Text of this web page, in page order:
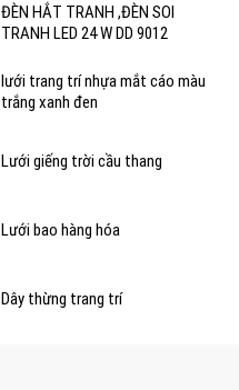
ĐÈN HẮT TRANH ,ĐÈN SOI
TRANH LED 24 W DD 9012
lưới trang trí nhựa mắt cáo màu
trắng xanh đen
Lưới giếng trời cầu thang
Lưới bao hàng hóa
Dây thừng trang trí